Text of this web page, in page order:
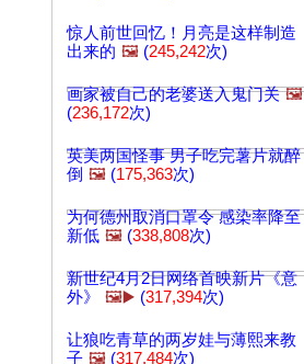
惊人前世回忆！月亮是这样制造
出来的 🖼️ (245,242次)
画家被自己的老婆送入鬼门关 🖼️
(236,172次)
英美两国怪事 男子吃完薯片就醉
倒 🖼️ (175,363次)
为何德州取消口罩令 感染率降至
新低 🖼️ (338,808次)
新世纪4月2日网络首映新片《意
外》
🖼️▶️ (317,394次)
让狼吃青草的两岁娃与薄熙来教
子 🖼️ (317,484次)